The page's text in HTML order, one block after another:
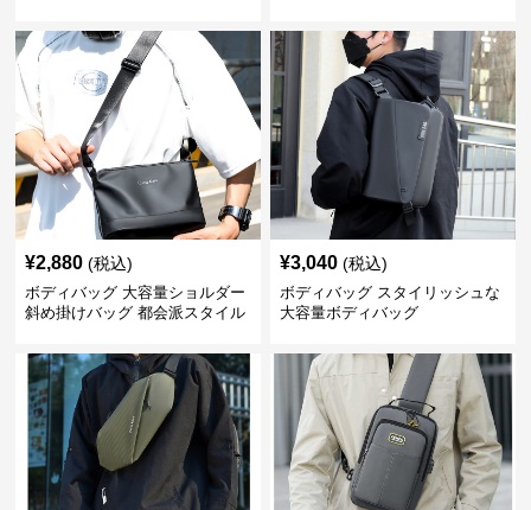
¥2,880 (税込)
ボディバッグ 大容量ショルダー
斜め掛けバッグ 都会派スタイル
¥3,040 (税込)
ボディバッグ スタイリッシュな
大容量ボディバッグ